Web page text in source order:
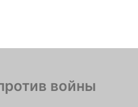
войны